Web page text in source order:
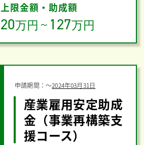
上限金額・助成額
20万円 ～ 127万円
申請期間：〜2024年03月31日
産業雇用安定助成
金（事業再構築支
援コース）